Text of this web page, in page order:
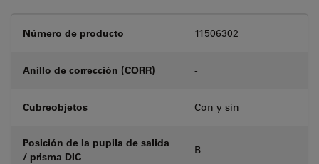
Número de producto 11506302
Anillo de corrección (CORR) -
Cubreobjetos Con y sin
Posición de la pupila de salida
/ prisma DIC
B